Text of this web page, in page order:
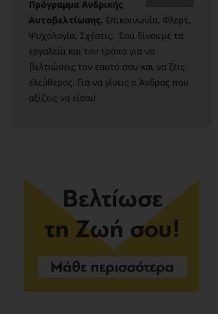
Πρόγραμμα Ανδρικής
Αυτοβελτίωσης. Επικοινωνία, Φλερτ,
Ψυχολογία, Σχέσεις. Σου δίνουμε τα
εργαλεία και τον τρόπο για να
βελτιώσεις τον εαυτό σου και να ζεις
ελεύθερος. Για να γίνεις ο Άνδρας που
αξίζεις να είσαι!